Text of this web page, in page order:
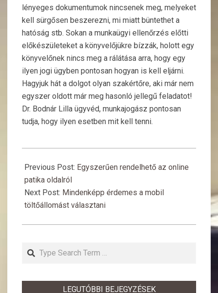
lényeges dokumentumok nincsenek meg, melyeket
kell sürgősen beszerezni, mi miatt büntethet a
hatóság stb. Sokan a munkaügyi ellenőrzés előtti
előkészületeket a könyvelőjükre bízzák, holott egy
könyvelőnek nincs meg a rálátása arra, hogy egy
ilyen jogi ügyben pontosan hogyan is kell eljárni.
Hagyjuk hát a dolgot olyan szakértőre, aki már nem
egyszer oldott már meg hasonló jellegű feladatot!
Dr. Bodnár Lilla ügyvéd, munkajogász pontosan
tudja, hogy ilyen esetben mit kell tenni.
02-
12
Previous Post: Egyszerűen rendelhető az online
patika oldalról
Next Post: Mindenképp érdemes a mobil
töltőállomást választani
Search
LEGUTÓBBI BEJEGYZÉSEK